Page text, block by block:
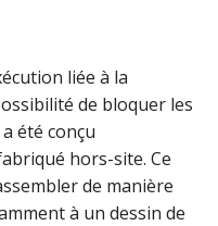
liée à la
de bloquer les
été conçu
hors-site. Ce
de manière
à un dessin de